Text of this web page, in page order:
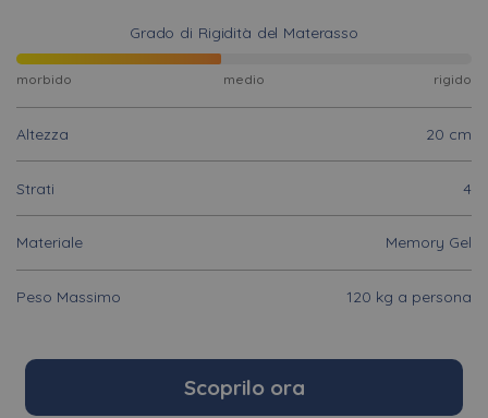
Grado di Rigidità del Materasso
morbido medio rigido
Altezza 20 cm
Strati 4
Materiale Memory Gel
Peso Massimo 120 kg a persona
Scoprilo ora